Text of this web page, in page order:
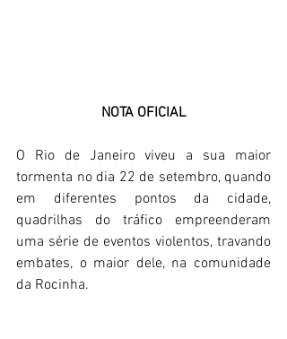
NOTA OFICIAL
O Rio de Janeiro viveu a sua maior
tormenta no dia 22 de setembro, quando
em diferentes pontos da cidade,
quadrilhas do tráfico empreenderam
uma série de eventos violentos, travando
embates, o maior dele, na comunidade
da Rocinha.